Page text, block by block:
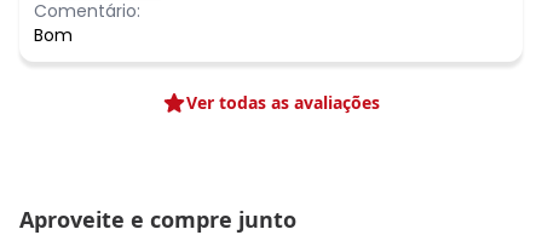
Comentário:
Bom
Ver todas as avaliações
Aproveite e compre junto